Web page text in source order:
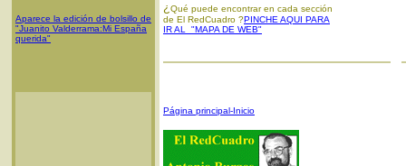
Aparece la edición de bolsillo de
"Juanito Valderrama:Mi España
querida"
¿ Qué puede encontrar en cada sección
de El RedCuadro ?PINCHE AQUI PARA
IR AL "MAPA DE WEB"
Página principal-Inicio